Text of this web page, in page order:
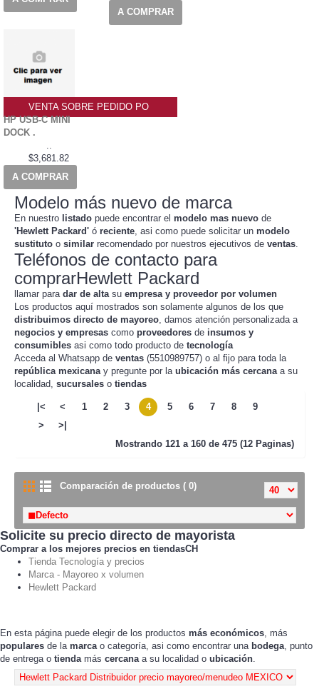
A COMPRAR
VENTA SOBRE PEDIDO PO
HP USB-C MINI
DOCK .
$3,681.82
A COMPRAR
Modelo más nuevo de marca
En nuestro listado puede encontrar el modelo mas nuevo de
'Hewlett Packard' ó reciente, asi como puede solicitar un modelo
sustituto o similar recomendado por nuestros ejecutivos de ventas.
Teléfonos de contacto para
comprarHewlett Packard
llamar para dar de altasu empresa y proveedor por volumen
Los productos aquí mostrados son solamente algunos de los que
distribuimos directo de mayoreo, damos atención personalizada a
negocios y empresas como proveedores de insumos y
consumibles asi como todo producto de tecnología
Acceda al Whatsapp de ventas (5510989757) o al fijo para toda la
república mexicanay pregunte por la ubicación más cercanaa su
localidad, sucursales o tiendas
|< < 1 2 3 4 5 6 7 8
9
>
>|
Mostrando 121 a 160 de 475 (12 Paginas)
Comparación de productos ( 0)
Solicite su precio directo de mayorista
Comprar a los mejores precios en tiendasCH
Tienda Tecnología y precios
Marca - Mayoreo x volumen
Hewlett Packard
En esta página puede elegir de los productos más económicos, más
populares de la marcao categoría, asi como encontrar una bodega, punto
de entrega o tiendamás cercanaa su localidad o ubicación.